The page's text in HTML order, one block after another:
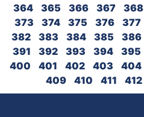
364
365 366 367 368
373
374 375 376 377
382
383 384 385 386
391
392 393 394 395
400
401 402 403 404
409
410 411 412